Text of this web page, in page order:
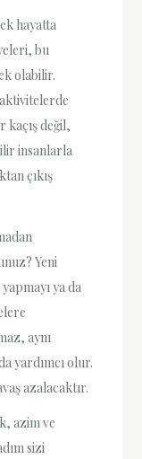
hayatta
bu
olabilir.
kaçış değil,
insanlarla
çıkış
Yeni
ya da
aynı
yardımcı olur.
azalacaktır.
azim ve
sizi